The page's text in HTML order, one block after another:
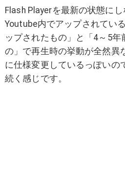
Flash Playerを最新の状態にし
Youtube内でアップされてい
ップされたもの」と「4～5年
の」で再生時の挙動が全然異
に仕様変更しているっぽいの
続く感じです。